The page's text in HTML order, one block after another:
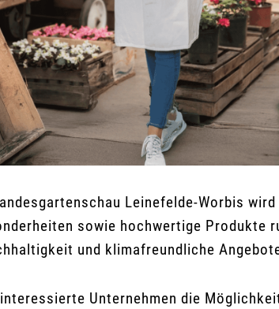
Leinefelde-Worbis
sowie hochwertige Produkte
und klimafreundliche
Unternehmen die